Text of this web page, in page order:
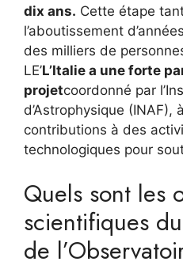
dix ans. Cette étape
l’aboutissement
des milliers de
LE’L’Italie a une forte
projetcoordonné par
d’Astrophysique (INAF),
contributions à des
technologiques pour
Quels sont les
scientifiques
de